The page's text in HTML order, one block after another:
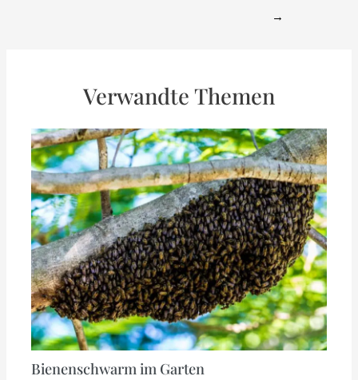
→
Verwandte Themen
Bienenschwarm im Garten